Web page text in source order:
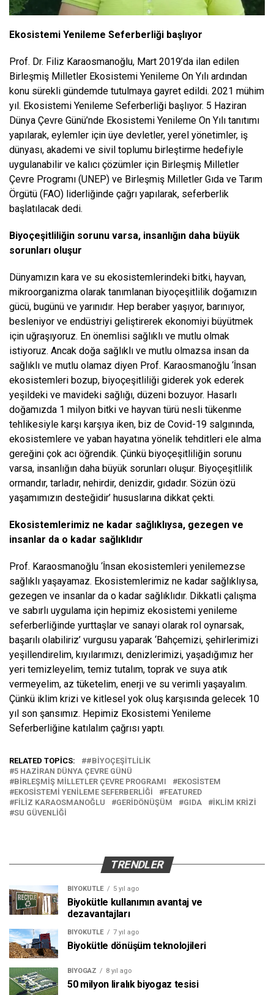
Ekosistemi Yenileme Seferberliği başlıyor
Prof. Dr. Filiz Karaosmanoğlu, Mart 2019’da ilan edilen
Birleşmiş Milletler Ekosistemi Yenileme On Yılı ardından
konu sürekli gündemde tutulmaya gayret edildi. 2021 mühim
yıl. Ekosistemi Yenileme Seferberliği başlıyor. 5 Haziran
Dünya Çevre Günü’nde Ekosistemi Yenileme On Yılı tanıtımı
yapılarak, eylemler için üye devletler, yerel yönetimler, iş
dünyası, akademi ve sivil toplumu birleştirme hedefiyle
uygulanabilir ve kalıcı çözümler için Birleşmiş Milletler
Çevre Programı (UNEP) ve Birleşmiş Milletler Gıda ve Tarım
Örgütü (FAO) liderliğinde çağrı yapılarak, seferberlik
başlatılacak dedi.
Biyoçeşitliliğin sorunu varsa, insanlığın daha büyük
sorunları oluşur
Dünyamızın kara ve su ekosistemlerindeki bitki, hayvan,
mikroorganizma olarak tanımlanan biyoçeşitlilik doğamızın
gücü, bugünü ve yarınıdır. Hep beraber yaşıyor, barınıyor,
besleniyor ve endüstriyi geliştirerek ekonomiyi büyütmek
için uğraşıyoruz. En önemlisi sağlıklı ve mutlu olmak
istiyoruz. Ancak doğa sağlıklı ve mutlu olmazsa insan da
sağlıklı ve mutlu olamaz diyen Prof. Karaosmanoğlu ‘İnsan
ekosistemleri bozup, biyoçeşitliliği giderek yok ederek
yeşildeki ve mavideki sağlığı, düzeni bozuyor. Hasarlı
doğamızda 1 milyon bitki ve hayvan türü nesli tükenme
tehlikesiyle karşı karşıya iken, biz de Covid-19 salgınında,
ekosistemlere ve yaban hayatına yönelik tehditleri ele alma
gereğini çok acı öğrendik. Çünkü biyoçeşitliliğin sorunu
varsa, insanlığın daha büyük sorunları oluşur. Biyoçeşitlilik
ormandır, tarladır, nehirdir, denizdir, gıdadır. Sözün özü
yaşamımızın desteğidir’ hususlarına dikkat çekti.
Ekosistemlerimiz ne kadar sağlıklıysa, gezegen ve
insanlar da o kadar sağlıklıdır
Prof. Karaosmanoğlu ‘İnsan ekosistemleri yenilemezse
sağlıklı yaşayamaz. Ekosistemlerimiz ne kadar sağlıklıysa,
gezegen ve insanlar da o kadar sağlıklıdır. Dikkatli çalışma
ve sabırlı uygulama için hepimiz ekosistemi yenileme
seferberliğinde yurttaşlar ve sanayi olarak rol oynarsak,
başarılı olabiliriz’ vurgusu yaparak ‘Bahçemizi, şehirlerimizi
yeşillendirelim, kıyılarımızı, denizlerimizi, yaşadığımız her
yeri temizleyelim, temiz tutalım, toprak ve suya atık
vermeyelim, az tüketelim, enerji ve su verimli yaşayalım.
Çünkü iklim krizi ve kitlesel yok oluş karşısında gelecek 10
yıl son şansımız. Hepimiz Ekosistemi Yenileme
Seferberliğine katılalım çağrısı yaptı.
RELATED TOPICS:
#BIYOÇEŞITLILIK
5 HAZIRAN DÜNYA ÇEVRE GÜNÜ
BIRLEŞMIŞ MILLETLER ÇEVRE PROGRAMI
EKOSISTEM
EKOSISTEMI YENILEME SEFERBERLIĞI
FEATURED
FILIZ KARAOSMANOĞLU
GERIDÖNÜŞÜM GIDA
İKLIM KRIZI
SU GÜVENLIĞI
TRENDLER
BIYOKÜTLE 5 yıl ago
Biyokütle kullanımın avantaj ve
dezavantajları
BIYOKÜTLE 7 yıl ago
Biyokütle dönüşüm teknolojileri
BIYOGAZ 8 yıl ago
50 milyon liralık biyogaz tesisi